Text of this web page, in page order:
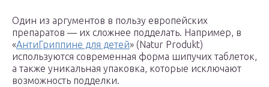
Один из аргументов в пользу европейских
препаратов — их сложнее подделать. Например, в
«АнтиГриппине для детей» (Natur Produkt)
используются современная форма шипучих таблеток,
а также уникальная упаковка, которые исключают
возможность подделки.